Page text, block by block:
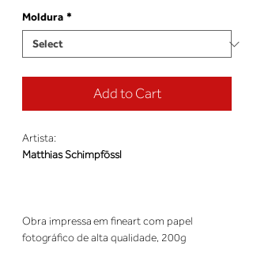
Moldura *
Add to Cart
Artista:
Matthias Schimpfössl
Obra impressa em fineart com papel
fotográfico de alta qualidade, 200g